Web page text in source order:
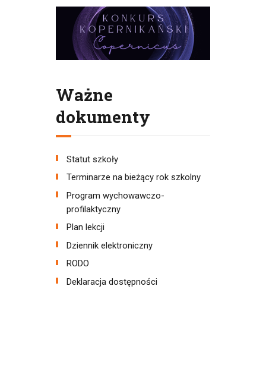
Ważne
dokumenty
Statut szkoły
Terminarze na bieżący rok szkolny
Program wychowawczo-
profilaktyczny
Plan lekcji
Dziennik elektroniczny
RODO
Deklaracja dostępności